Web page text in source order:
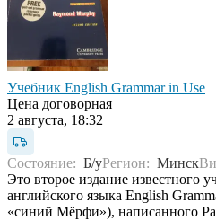
Учебник English Grammar in Use
Цена договорная
2 августа, 18:32
Состояние: Б/уРегион: Минск
Это второе издание известного
английского языка English
«синий Мёрфи»), написанного